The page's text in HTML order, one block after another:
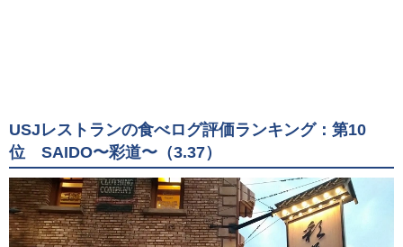
USJレストランの食べログ評価ランキング：第10
位 SAIDO〜彩道〜（3.37）